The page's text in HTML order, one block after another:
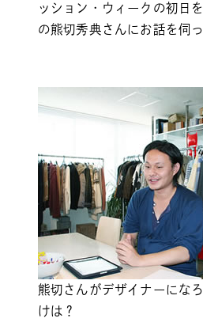
ッション・ウィークの初日
の熊切秀典さんにお話を伺っ
熊切さんがデザイナーにな
けは？